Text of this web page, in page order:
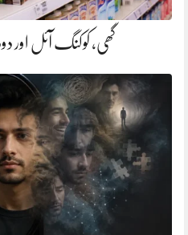
گھی، کوکنگ آئل اور